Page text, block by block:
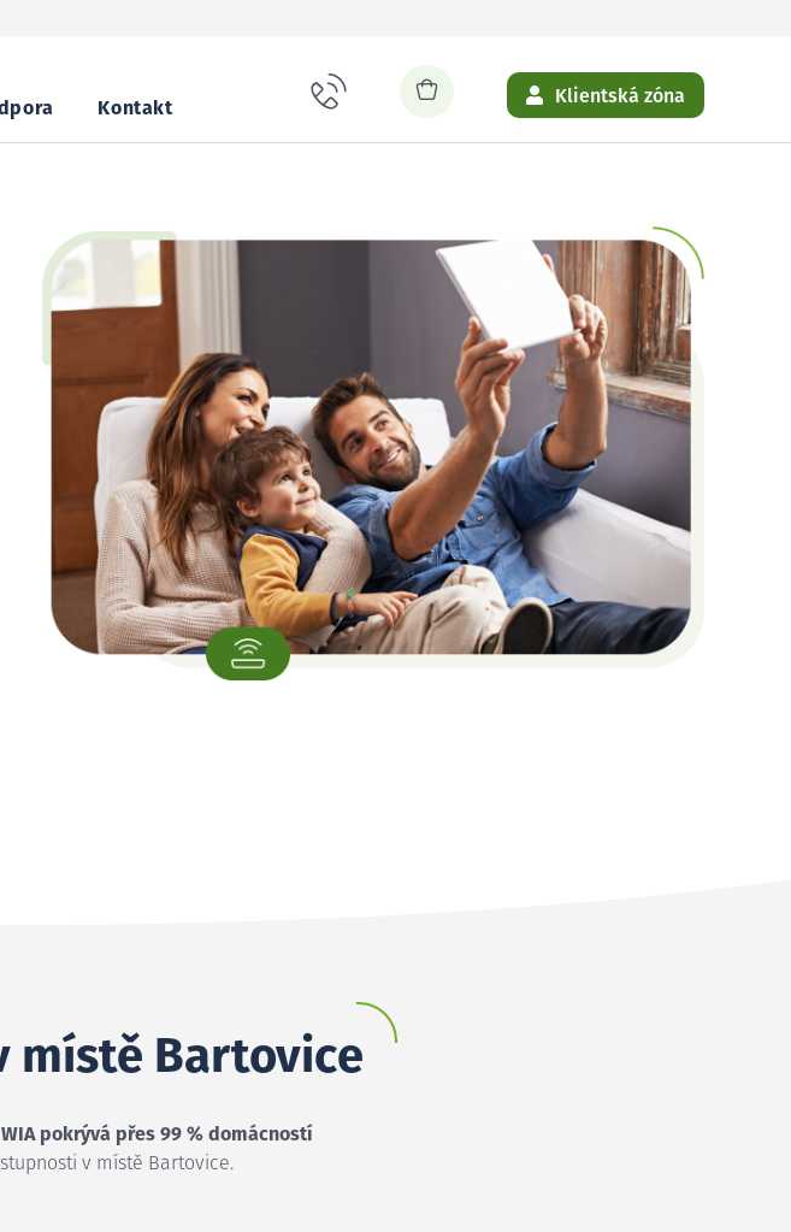
Kontakt
Klientská zóna
místě Bartovice
pokrývá přes 99 % domácností
v místě Bartovice.